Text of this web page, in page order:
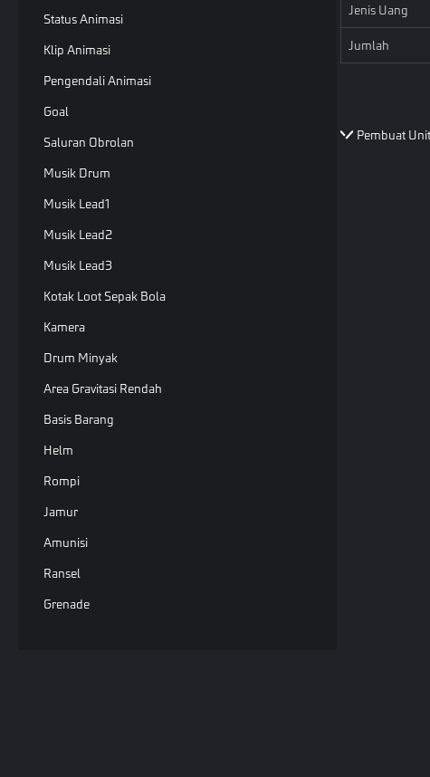
Status Animasi
Klip Animasi
Pengendali Animasi
Goal
Saluran Obrolan
Musik Drum
Musik Lead1
Musik Lead2
Musik Lead3
Kotak Loot Sepak Bola
Kamera
Drum Minyak
Area Gravitasi Rendah
Basis Barang
Helm
Rompi
Jamur
Amunisi
Ransel
Grenade
Jenis Uang
Jumlah
Pembuat Unit